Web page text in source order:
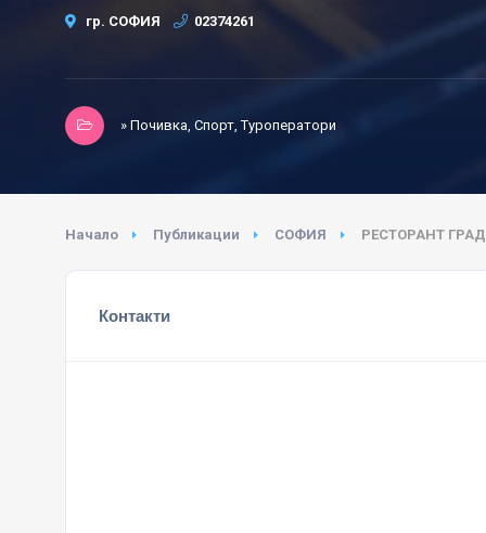
гр. СОФИЯ 02374261
» Почивка, Спорт, Туроператори
Начало Публикации СОФИЯ РЕСТОРАНТ
Контакти